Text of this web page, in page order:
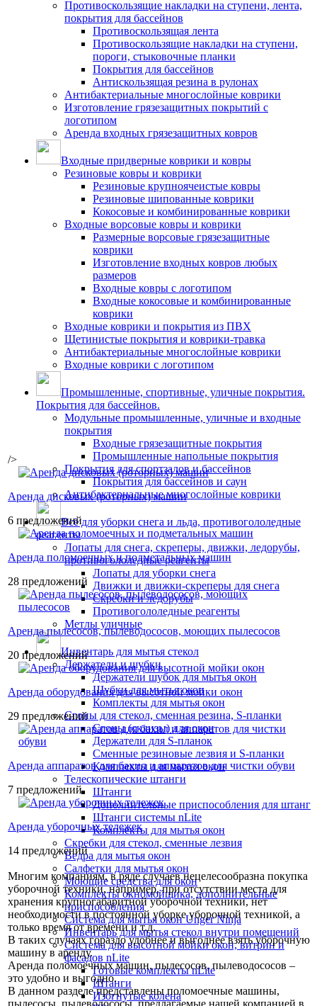
Противоскользящие накладки на ступени, лента,
покрытия для бассейнов
Противоскользящая лента
Противоскользящие накладки на ступени,
пороги, стыковочные планки
Покрытия для бассейнов
Антискользящая резина в рулонах
Антибактериальные многослойные коврики
Изготовление грязезащитных покрытий с
логотипом
Аренда входных грязезащитных ковров
Входные придверные коврики и ковры
Резиновые ковры и коврики
Резиновые крупноячеистые ковры
Резиновые шипованные коврики
Кокосовые и комбинированные коврики
Входные ворсовые ковры и коврики
Размерные ворсовые грязезащитные
коврики
Изготовление входных ковров любых
размеров
Входные ковры с логотипом
Входные кокосовые и комбинированные
коврики
Входные коврики и покрытия из ПВХ
Щетинистые покрытия и коврики-травка
Антибактериальные многослойные коврики
Входные коврики с логотипом
Промышленные, спортивные, уличные покрытия.
Покрытия для бассейнов.
Модульные промышленные, уличные и входные
покрытия
Входные грязезащитные покрытия
Промышленные напольные покрытия
Покрытия для спортзалов и бассейнов
Покрытия для бассейнов и саун
Антибактериальные многослойные коврики
Всё для уборки снега и льда, противогололедные
реагенты
Лопаты для снега, скреперы, движки, ледорубы,
противогололедные реагенты
Лопаты для уборки снега
Движки и движки-скреперы для снега
Скребки и ледорубы
Противогололедные реагенты
Метлы уличные
Инвентарь для мытья стекол
Держатели и шубки
Держатели шубок для мытья окон
Шубки для мытья окон
Комплекты для мытья окон
Сгоны для стекол, сменная резина, S-планки
Сгоны (склизы) для окон
Держатели для S-планок
Сменные резиновые лезвия и S-планки
Комплекты для мытья окон
Телескопические штанги
Штанги
Дополнительные приспособления для штанг
Штанги системы nLite
Комплекты для мытья окон
Скребки для стекол, сменные лезвия
Ведра для мытья окон
Салфетки для мытья окон
Моющие средства для окон
Комплекты окномойщика, дополнительные
приспособления
Система для мытья окон Unger Ninja
Инвентарь для мытья стекол внутри помещений
Система для высотной мойки окон, витрин и
фасадов nLite
Готовые комплекты nLite
Штанги
Изогнутые колена
/>
Аренда дисковых (роторных) машин
6 предложений
Аренда поломоечных и подметальных машин
28 предложений
Аренда пылесосов, пылеводососов, моющих пылесосов
20 предложений
Аренда оборудования для высотной мойки окон
29 предложений
Аренда аппаратов для бахил и аппаратов для чистки обуви
7 предложений
Аренда уборочных тележек
14 предложений
Многим компаниям, в ряде случаев нецелесообразна покупка
уборочной техники, например, при отсутствии места для
хранения крупногабаритной уборочной техники, нет
необходимости в постоянной уборке уборочной техникой, а
только время от времени и т.д.
В таких случаях гораздо удобнее и выгоднее взять уборочную
машину в аренду.
Аренда поломоечных машин, пылесосов, пылеводососов –
это удобно и выгодно.
В данном разделе представлены поломоечные машины,
пылесосы, пылеводососы, предлагаемые нашей компанией в